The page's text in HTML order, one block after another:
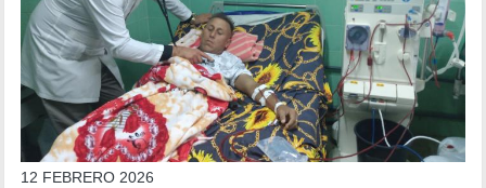
12 FEBRERO 2026